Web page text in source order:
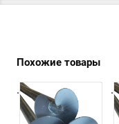
Похожие товары
. .